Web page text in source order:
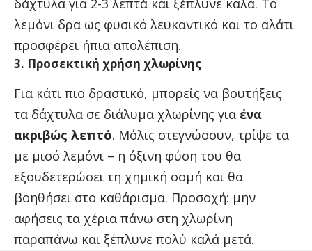
λεμόνι δρα ως φυσικό λευκαντικό και το αλάτι
προσφέρει ήπια απολέπιση.
3. Προσεκτική χρήση χλωρίνης
Για κάτι πιο δραστικό, μπορείς να βουτήξεις
τα δάχτυλα σε διάλυμα χλωρίνης για ένα
ακριβώς λεπτό. Μόλις στεγνώσουν, τρίψε τα
με μισό λεμόνι – η όξινη φύση του θα
εξουδετερώσει τη χημική οσμή και θα
βοηθήσει στο καθάρισμα. Προσοχή: μην
αφήσεις τα χέρια πάνω στη χλωρίνη
παραπάνω και ξέπλυνε πολύ καλά μετά.